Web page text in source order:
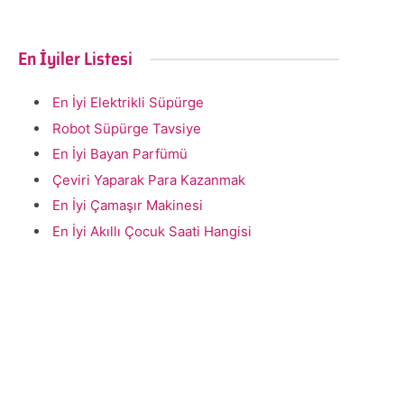
En İyiler Listesi
En İyi Elektrikli Süpürge
Robot Süpürge Tavsiye
En İyi Bayan Parfümü
Çeviri Yaparak Para Kazanmak
En İyi Çamaşır Makinesi
En İyi Akıllı Çocuk Saati Hangisi